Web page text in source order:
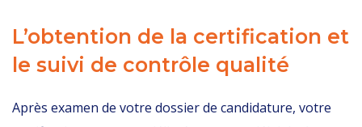
L’obtention de la certification et
le suivi de contrôle qualité
Après examen de votre dossier de candidature, votre